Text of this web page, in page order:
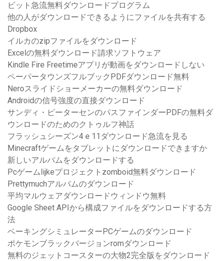
ビット急流無料ダウンロードプログラム
他の人がダウンロードできるようにファイルを共有する
Dropbox
イルカのzipファイルをダウンロード
Excelの無料ダウンロード請求ソフトウェア
Kindle Fire Freetimeアプリが動画をダウンロードしない
ペーパータウンズフルブックPDFダウンロード無料
Neroスライドショーメーカーの無料ダウンロード
Androidの信号強度の直接ダウンロード
サンディ・ピーターセンのパスファインダーPDFの無料ダ
ウンロードのためのクトゥルフ神話
フラッシュシーズン4 e 11ダウンロード急流を見る
Minecraftゲームをタブレットにダウンロードできますか
新しいアルバムをダウンロードする
Pcゲームlijkeプロジェクトzomboid無料ダウンロード
Prettymuchアルバムのダウンロード
平均マルウェアダウンロードウィンドウ無料
Google Sheet APIから構成ファイルをダウンロードする方
法
ベーキングシミュレーターPCゲームのダウンロード
ポケモンブラックバージョンromダウンロード
無料のジェットコースターの大物2完全版をダウンロード